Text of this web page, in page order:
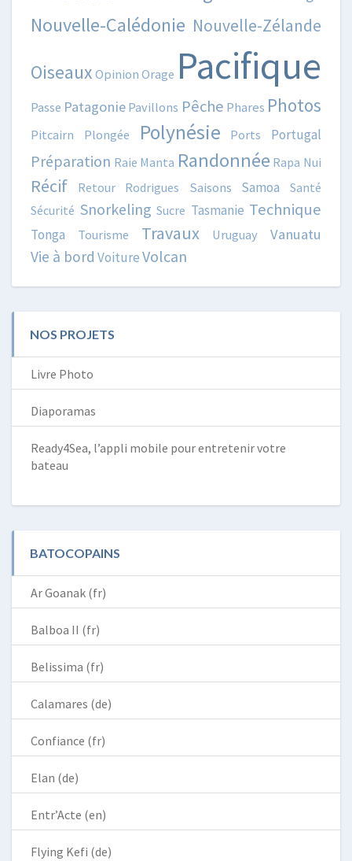
Nouvelle-Calédonie Nouvelle-Zélande
Oiseaux Opinion Orage Pacifique
Passe Patagonie Pavillons Pêche Phares Photos
Pitcairn Plongée Polynésie Ports Portugal
Préparation Raie Manta Randonnée Rapa Nui
Récif Retour Rodrigues Saisons Samoa
Santé
Sécurité Snorkeling Sucre Tasmanie Technique
Tonga Tourisme Travaux Uruguay Vanuatu
Vie à bord VoitureVolcan
NOS PROJETS
Livre Photo
Diaporamas
Ready4Sea, l’appli mobile pour entretenir votre
bateau
BATOCOPAINS
Ar Goanak (fr)
Balboa II (fr)
Belissima (fr)
Calamares (de)
Confiance (fr)
Elan (de)
Entr’Acte (en)
Flying Kefi (de)